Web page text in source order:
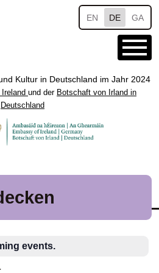
EN DE GA
Kultur in Deutschland im Jahr 2024
und der Botschaft von Irland in
Deutschland
events.